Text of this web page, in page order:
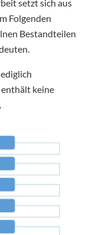
setzt sich aus
Folgenden
Bestandteilen
enthält keine